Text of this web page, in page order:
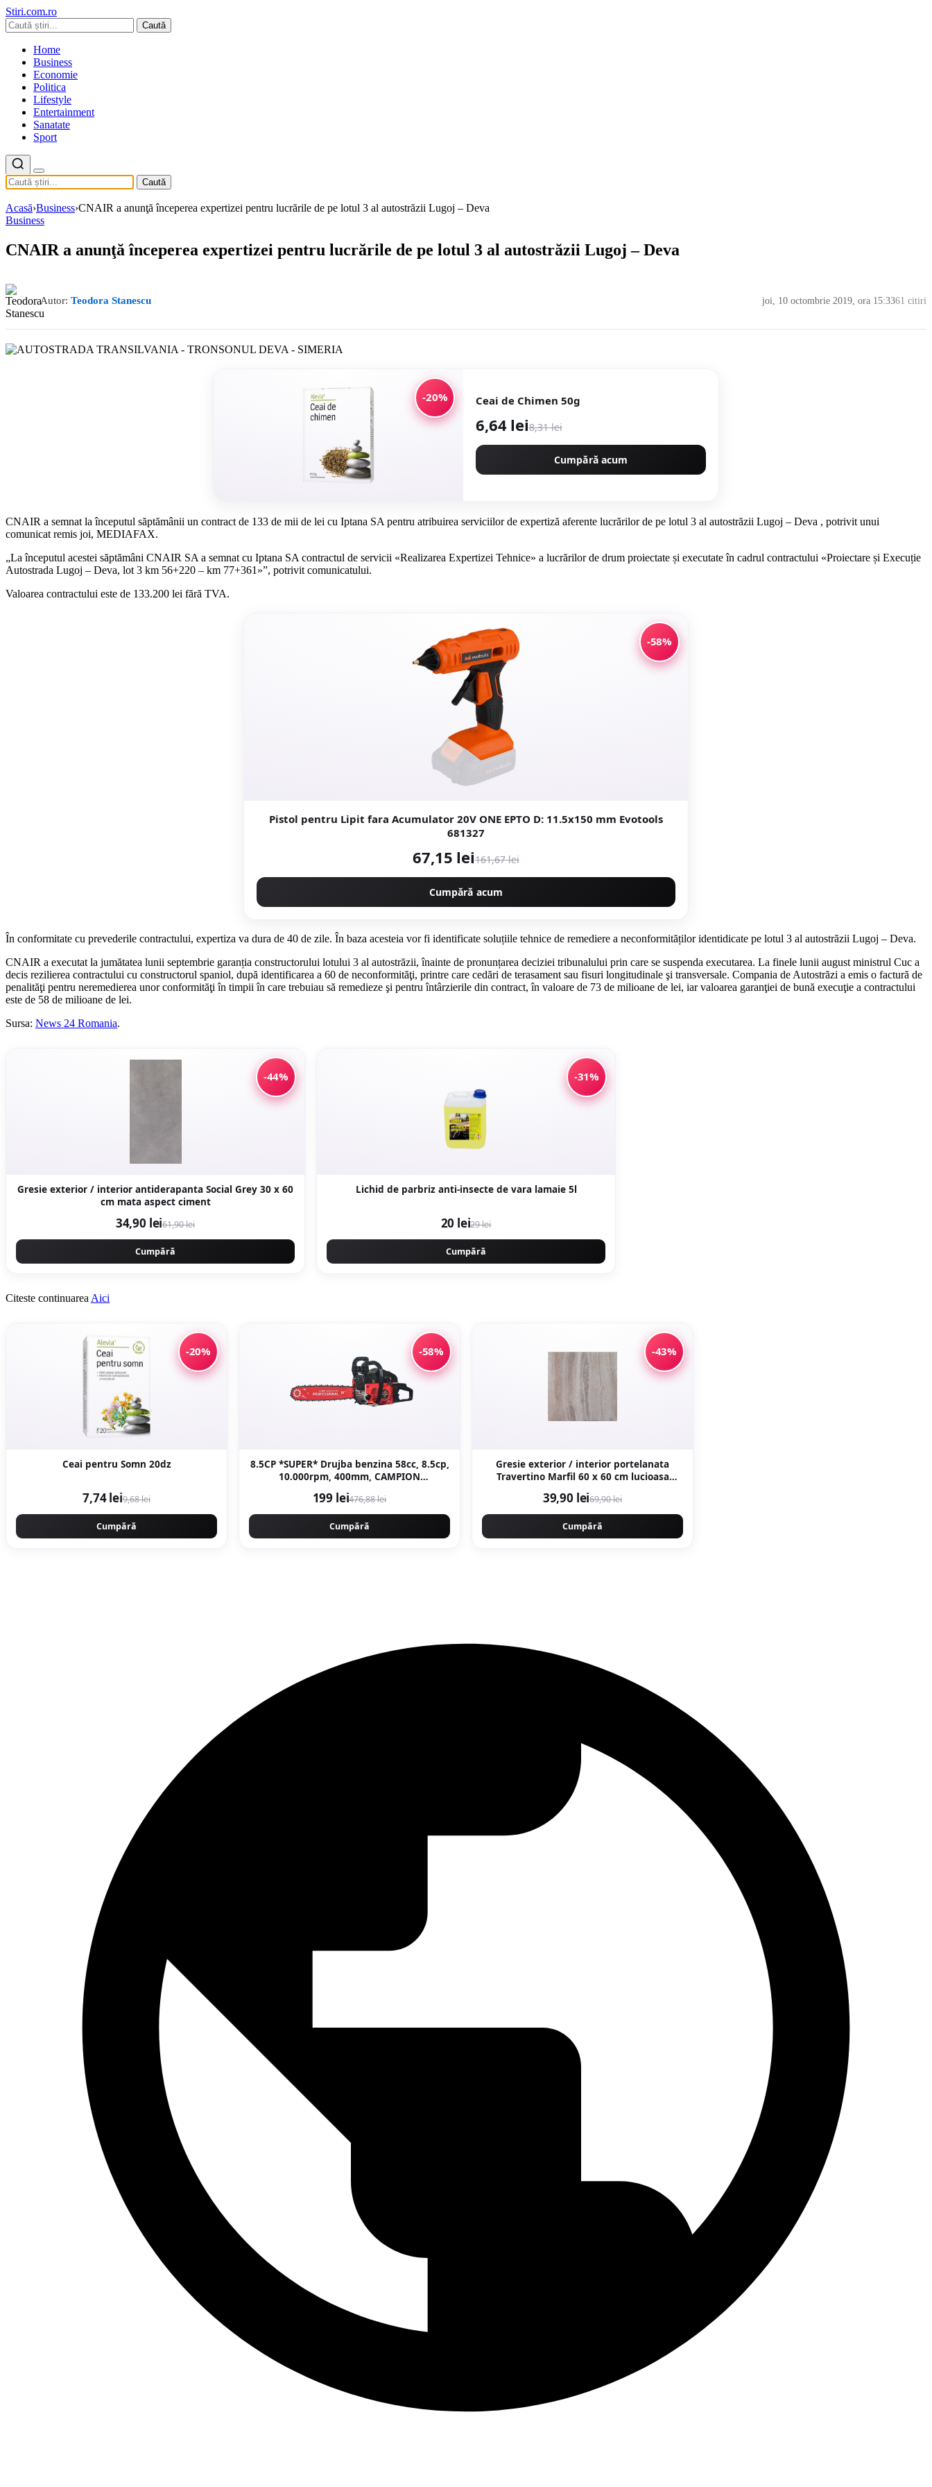
Stiri.com.ro
Caută
Home
Business
Economie
Politica
Lifestyle
Entertainment
Sanatate
Sport
Caută
Acasă›Business›CNAIR a anunţă începerea expertizei pentru lucrările de pe lotul 3 al autostrăzii Lugoj – Deva
Business
CNAIR a anunţă începerea expertizei pentru lucrările de pe lotul 3 al autostrăzii Lugoj – Deva
Autor: Teodora Stanescu joi, 10 octombrie 2019, ora 15:3361 citiri
-20% Ceai de Chimen 50g
6,64 lei8,31 lei
Cumpără acum
CNAIR a semnat la începutul săptămânii un contract de 133 de mii de lei cu Iptana SA pentru atribuirea serviciilor de expertiză aferente lucrărilor de pe lotul 3 al autostrăzii Lugoj – Deva , potrivit unui
comunicat remis joi, MEDIAFAX.
„La începutul acestei săptămâni CNAIR SA a semnat cu Iptana SA contractul de servicii «Realizarea Expertizei Tehnice» a lucrărilor de drum proiectate și executate în cadrul contractului «Proiectare și Execuție
Autostrada Lugoj – Deva, lot 3 km 56+220 – km 77+361»”, potrivit comunicatului.
Valoarea contractului este de 133.200 lei fără TVA.
-58%
Pistol pentru Lipit fara Acumulator 20V ONE EPTO D: 11.5x150 mm Evotools
681327
67,15 lei161,67 lei
Cumpără acum
În conformitate cu prevederile contractului, expertiza va dura de 40 de zile. În baza acesteia vor fi identificate soluțiile tehnice de remediere a neconformităților identidicate pe lotul 3 al autostrăzii Lugoj – Deva.
CNAIR a executat la jumătatea lunii septembrie garanția constructorului lotului 3 al autostrăzii, înainte de pronunțarea deciziei tribunalului prin care se suspenda executarea. La finele lunii august ministrul Cuc a
decis rezilierea contractului cu constructorul spaniol, după identificarea a 60 de neconformităţi, printre care cedări de terasament sau fisuri longitudinale şi transversale. Compania de Autostrăzi a emis o factură de
penalităţi pentru neremedierea unor conformităţi în timpii în care trebuiau să remedieze şi pentru întârzierile din contract, în valoare de 73 de milioane de lei, iar valoarea garanţiei de bună execuţie a contractului
este de 58 de milioane de lei.
Sursa: News 24 Romania.
-44%
Gresie exterior / interior antiderapanta Social Grey 30 x 60
cm mata aspect ciment
34,90 lei61,90 lei
Cumpără
-31%
Lichid de parbriz anti-insecte de vara lamaie 5l
20 lei29 lei
Cumpără
Citeste continuarea Aici
-20%
Ceai pentru Somn 20dz
7,74 lei9,68 lei
Cumpără
-58%
8.5CP *SUPER* Drujba benzina 58cc, 8.5cp,
10.000rpm, 400mm, CAMPION
Generation CMP1312R
199 lei476,88 lei
Cumpără
-43%
Gresie exterior / interior portelanata
Travertino Marfil 60 x 60 cm lucioasa
39,90 lei69,90 lei
Cumpără